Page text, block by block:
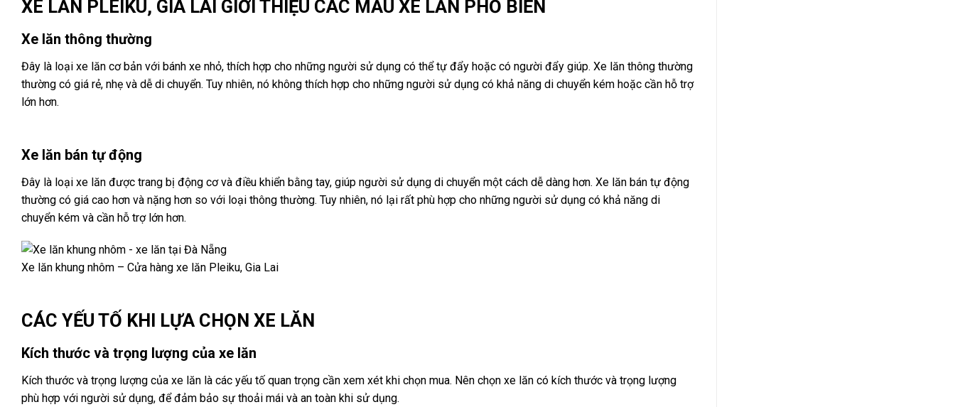
XE LĂN PLEIKU, GIA LAI GIỚI THIỆU CÁC MẪU XE LĂN PHỔ BIẾN
Xe lăn thông thường
Đây là loại xe lăn cơ bản với bánh xe nhỏ, thích hợp cho những người sử dụng có thể tự đẩy hoặc có người đẩy giúp. Xe lăn thông thường
thường có giá rẻ, nhẹ và dễ di chuyển. Tuy nhiên, nó không thích hợp cho những người sử dụng có khả năng di chuyển kém hoặc cần hỗ trợ
lớn hơn.
Xe lăn bán tự động
Đây là loại xe lăn được trang bị động cơ và điều khiển bằng tay, giúp người sử dụng di chuyển một cách dễ dàng hơn. Xe lăn bán tự động
thường có giá cao hơn và nặng hơn so với loại thông thường. Tuy nhiên, nó lại rất phù hợp cho những người sử dụng có khả năng di
chuyển kém và cần hỗ trợ lớn hơn.
Xe lăn khung nhôm – Cửa hàng xe lăn Pleiku, Gia Lai
CÁC YẾU TỐ KHI LỰA CHỌN XE LĂN
Kích thước và trọng lượng của xe lăn
Kích thước và trọng lượng của xe lăn là các yếu tố quan trọng cần xem xét khi chọn mua. Nên chọn xe lăn có kích thước và trọng lượng
phù hợp với người sử dụng, để đảm bảo sự thoải mái và an toàn khi sử dụng.